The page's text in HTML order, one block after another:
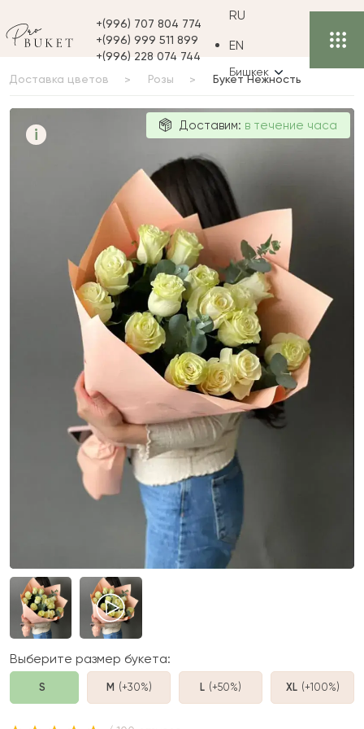
+(996) 707 804 774
+(996) 999 511 899
+(996) 228 074 744
RU
EN
Бишкек
Доставка цветов Розы Букет Нежность
i Доставим: в течение часа
Выберите размер букета:
S M (+30%) L (+50%) XL (+100%)